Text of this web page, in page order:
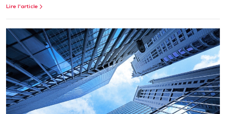
Lire l'article